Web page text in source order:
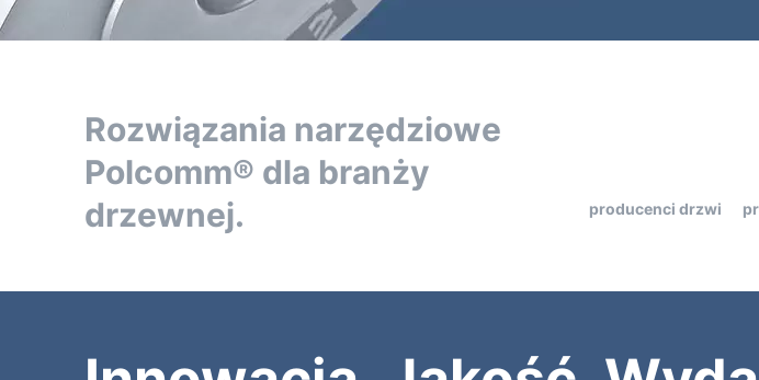
Rozwiązania narzędziowe
Polcomm® dla branży
drzewnej.
producenci drzwi